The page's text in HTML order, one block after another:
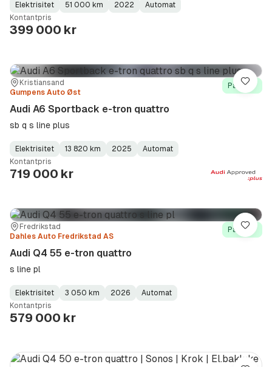
Fuel
Type:
Elektrisitet
Kilometerstand:
51 000 km
Model
Year:
2022
Gearbox
Type:
Automat
Kontantpris
399 000 kr
Sted:Kristiansand
Forhandler:
Gumpens Auto Øst
På lager
Audi A6 Sportback e-tron quattro
sb q s line plus
Fuel
Type:
Elektrisitet
Kilometerstand:
13 820 km
Model
Year:
2025
Gearbox
Type:
Automat
Kontantpris
719 000 kr
Lagre
Sted:Fredrikstad
Forhandler:
Dahles Auto Fredrikstad AS
På lager
Audi Q4 55 e-tron quattro
s line pl
Fuel
Type:
Elektrisitet
Kilometerstand:
3 050 km
Model
Year:
2026
Gearbox
Type:
Automat
Kontantpris
579 000 kr
Lagre